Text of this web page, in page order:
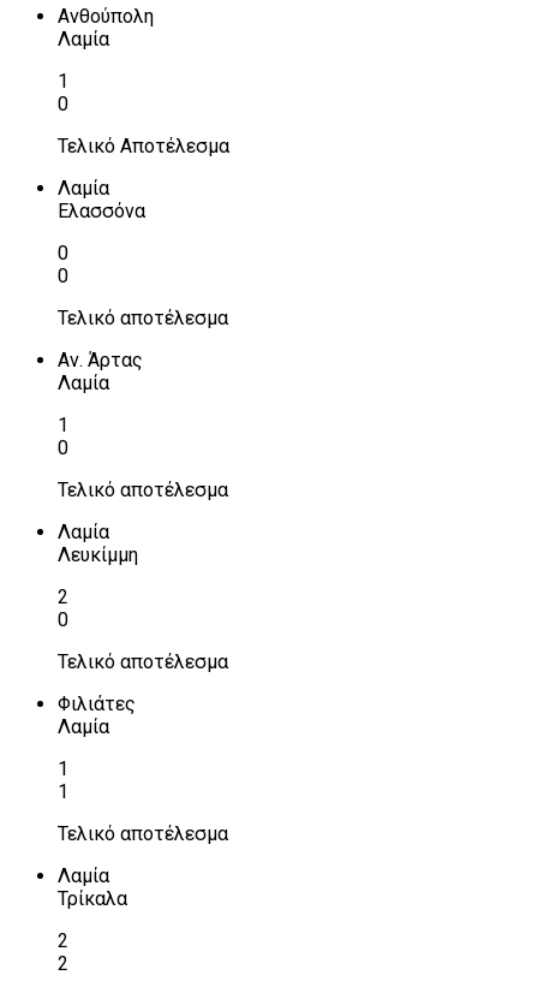
Ανθούπολη
Λαμία
1
0
Τελικό Αποτέλεσμα
Λαμία
Ελασσόνα
0
0
Τελικό αποτέλεσμα
Αν. Άρτας
Λαμία
1
0
Τελικό αποτέλεσμα
Λαμία
Λευκίμμη
2
0
Τελικό αποτέλεσμα
Φιλιάτες
Λαμία
1
1
Τελικό αποτέλεσμα
Λαμία
Τρίκαλα
2
2